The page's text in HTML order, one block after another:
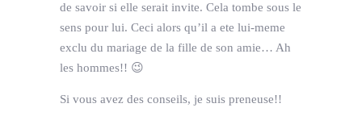
de savoir si elle serait invite. Cela tombe sous le
sens pour lui. Ceci alors qu’il a ete lui-meme
exclu du mariage de la fille de son amie… Ah
les hommes!! 😉
Si vous avez des conseils, je suis preneuse!!